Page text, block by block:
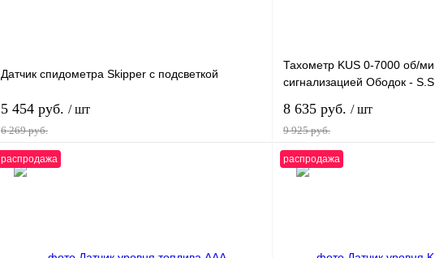
Датчик спидометра Skipper с подсветкой
5 454 руб. / шт
6 269 руб.
Тахометр KUS 0-7000 об/
сигнализацией Ободок -
8 635 руб. / шт
9 925 руб.
распродажа распродажа